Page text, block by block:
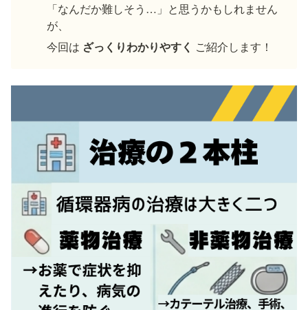
「なんだか難しそう…」と思うかもしれません
が、
今回は ざっくりわかりやすく ご紹介します！